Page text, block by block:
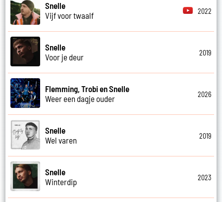
Snelle
Vijf voor twaalf
2022
Snelle
Voor je deur
2019
Flemming, Trobi en Snelle
Weer een dagje ouder
2026
Snelle
Wel varen
2019
Snelle
Winterdip
2023